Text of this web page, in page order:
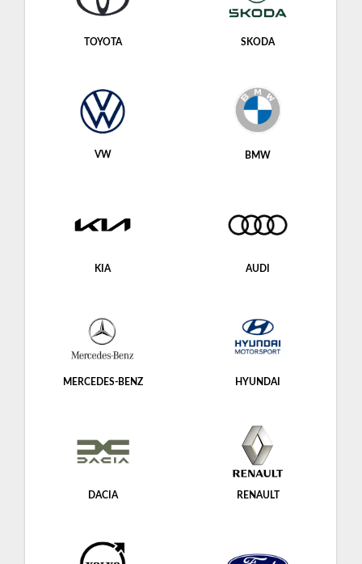
TOYOTA SKODA
VW BMW
KIA AUDI
MERCEDES-BENZ HYUNDAI
DACIA RENAULT